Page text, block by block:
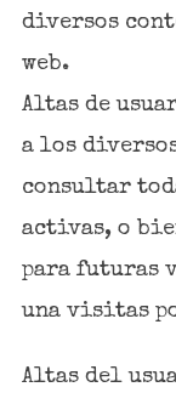
diversos
web.
Altas de
a los
consultar
activas, o
para futuras
una visitas
Altas del